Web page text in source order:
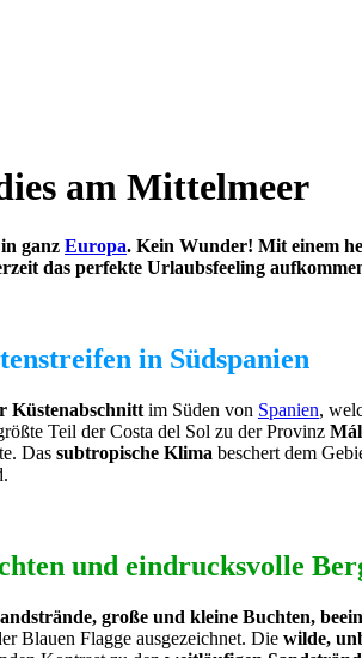
am Mittelmeer
ganz Europa. Kein Wunder! Mit einem
das perfekte Urlaubsfeeling
in Südspanien
Küstenabschnitt im Süden von Spanien,
Teil der Costa del Sol zu der Provinz
Das subtropische Klima beschert dem
und eindrucksvolle
große und kleine Buchten,
Blauen Flagge ausgezeichnet. Die wilde,